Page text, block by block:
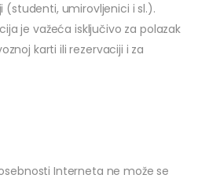
(studenti, umirovljenici i sl.).
je važeća isključivo za polazak
karti ili rezervaciji i za
Interneta ne može se